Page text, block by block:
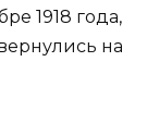
1918 года,
на